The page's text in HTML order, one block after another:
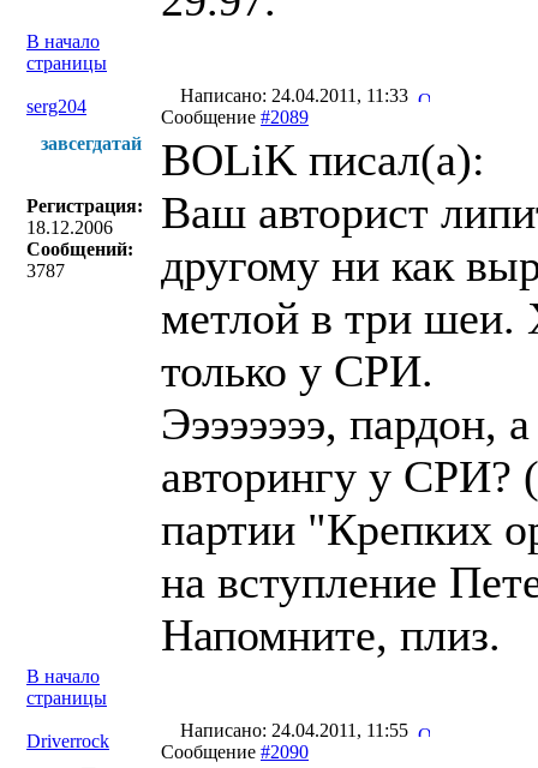
В начало
страницы
serg204
Написано: 24.04.2011, 11:33
Сообщение #2089
завсегдатай
Регистрация:
18.12.2006
Сообщений:
3787
BOLiK писал(a):
Ваш авторист
другому ни как
метлой в три шеи.
только у СРИ.
Ээээээээ, пардон,
авторингу у СРИ?
партии "Крепких
на вступление
Напомните, плиз.
В начало
страницы
Driverrock
Написано: 24.04.2011, 11:55
Сообщение #2090